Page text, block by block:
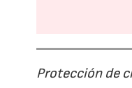
Protección de